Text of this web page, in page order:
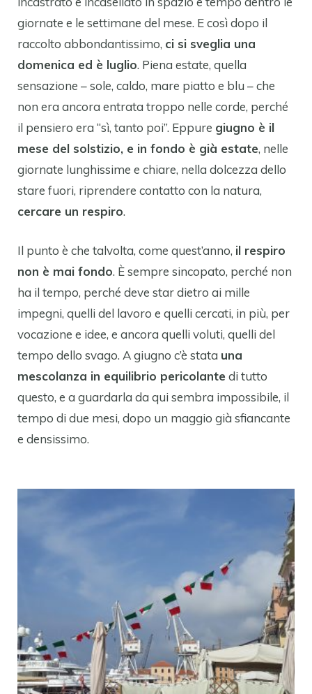
giornate e le settimane del mese. E così dopo il
raccolto abbondantissimo, ci si sveglia una
domenica ed è luglio. Piena estate, quella
sensazione – sole, caldo, mare piatto e blu – che
non era ancora entrata troppo nelle corde, perché
il pensiero era “sì, tanto poi”. Eppure giugno è il
mese del solstizio, e in fondo è già estate, nelle
giornate lunghissime e chiare, nella dolcezza dello
stare fuori, riprendere contatto con la natura,
cercare un respiro.
Il punto è che talvolta, come quest’anno, il respiro
non è mai fondo. È sempre sincopato, perché non
ha il tempo, perché deve star dietro ai mille
impegni, quelli del lavoro e quelli cercati, in più, per
vocazione e idee, e ancora quelli voluti, quelli del
tempo dello svago. A giugno c’è stata una
mescolanza in equilibrio pericolante di tutto
questo, e a guardarla da qui sembra impossibile, il
tempo di due mesi, dopo un maggio già sfiancante
e densissimo.